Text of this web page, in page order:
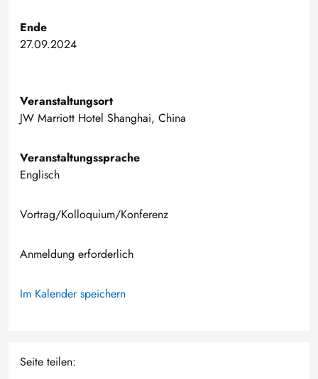
Ende
27.09.2024
Veranstaltungsort
JW Marriott Hotel Shanghai, China
Veranstaltungssprache
Englisch
Vortrag/Kolloquium/Konferenz
Anmeldung erforderlich
Im Kalender speichern
Seite teilen: